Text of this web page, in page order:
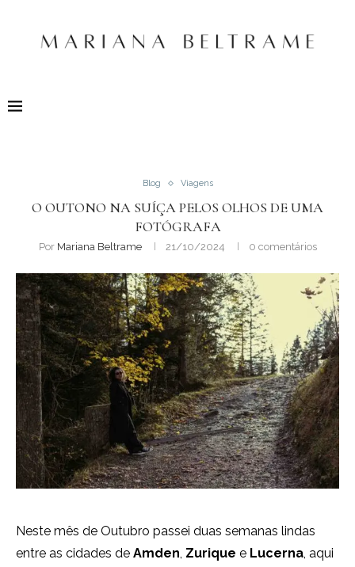
Blog Viagens
O OUTONO NA SUÍÇA PELOS OLHOS DE UMA
FOTÓGRAFA
Por Mariana Beltrame 21/10/2024 0 comentários
Neste mês de Outubro passei duas semanas lindas
entre as cidades de Amden, Zurique e Lucerna, aqui